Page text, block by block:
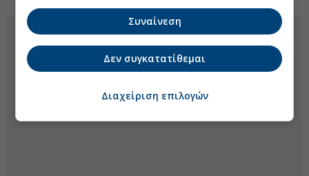
Συναίνεση
Δεν συγκατατίθεμαι
Διαχείριση επιλογών